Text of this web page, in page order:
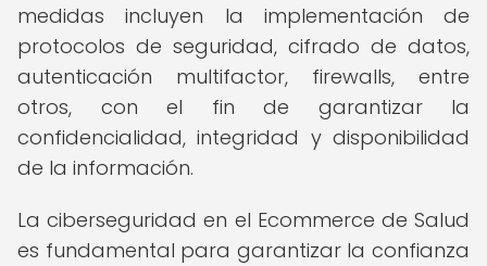
medidas incluyen la implementación de
protocolos de seguridad, cifrado de datos,
autenticación multifactor, firewalls, entre
otros, con el fin de garantizar la
confidencialidad, integridad y disponibilidad
de la información.
La ciberseguridad en el Ecommerce de Salud
es fundamental para garantizar la confianza